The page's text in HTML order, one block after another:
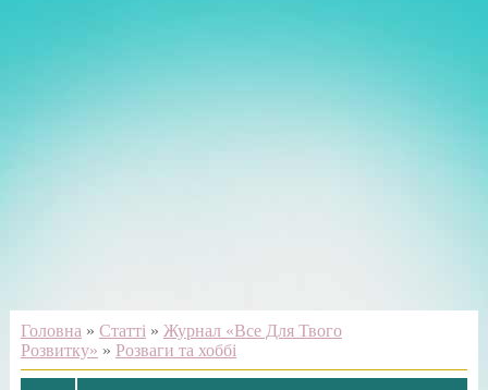
Головна » Статті » Журнал «Все Для Твого
Розвитку» » Розваги та хоббі